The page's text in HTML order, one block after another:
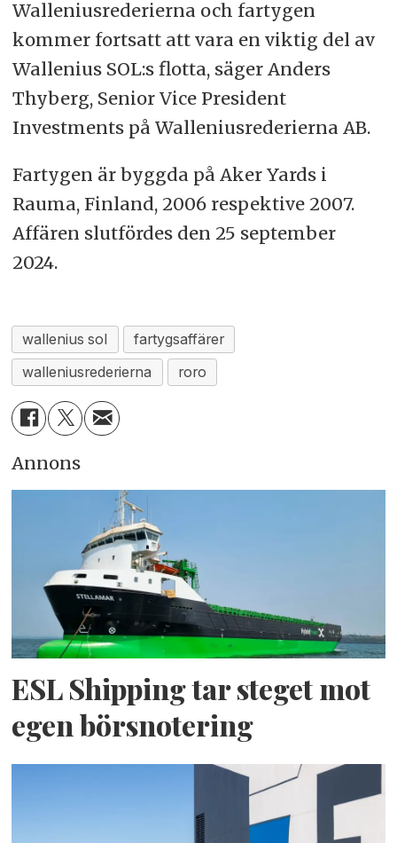
Walleniusrederierna och fartygen
kommer fortsatt att vara en viktig del av
Wallenius SOL:s flotta, säger Anders
Thyberg, Senior Vice President
Investments på Walleniusrederierna AB.
Fartygen är byggda på Aker Yards i
Rauma, Finland, 2006 respektive 2007.
Affären slutfördes den 25 september
2024.
wallenius sol
fartygsaffärer
walleniusrederierna
roro
Annons
ESL Shipping tar steget mot
egen börsnotering